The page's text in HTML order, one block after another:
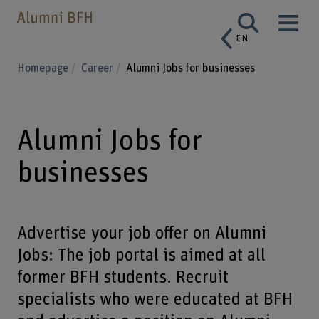
EN
Homepage Career Alumni Jobs for businesses
Alumni Jobs for
businesses
Advertise your job offer on Alumni
Jobs: The job portal is aimed at all
former BFH students. Recruit
specialists who were educated at BFH